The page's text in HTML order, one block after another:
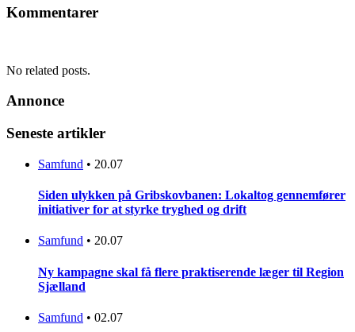
Kommentarer
No related posts.
Annonce
Seneste artikler
Samfund • 20.07
Siden ulykken på Gribskovbanen: Lokaltog gennemfører
initiativer for at styrke tryghed og drift
Samfund • 20.07
Ny kampagne skal få flere praktiserende læger til Region
Sjælland
Samfund • 02.07